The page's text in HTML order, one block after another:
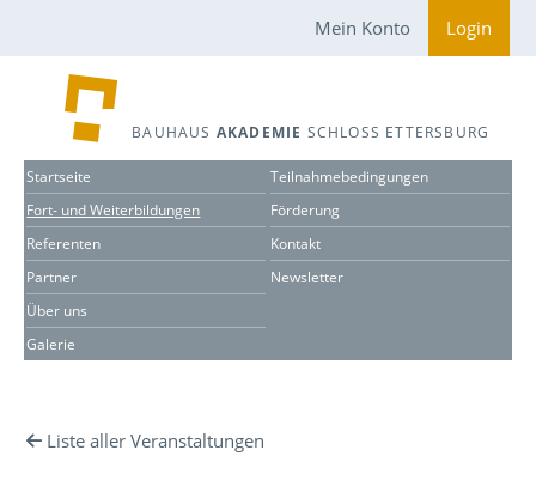
Mein Konto Login
BAUHAUS AKADEMIE SCHLOSS ETTERSBURG
Startseite
Fort- und Weiterbildungen
Referenten
Partner
Über uns
Galerie
Teilnahmebedingungen
Förderung
Kontakt
Newsletter
Liste aller Veranstaltungen